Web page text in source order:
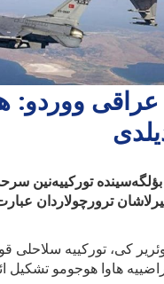
عراقی ووردو:
تورکییه‌نین
ترورچولاردان
کی، تورکییه سلاحلی
هاوا هوجومو تشکیل